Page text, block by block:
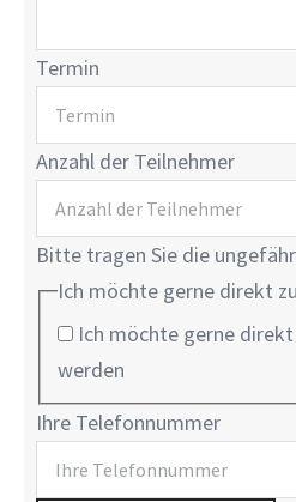
Termin
Anzahl der Teilnehmer
Bitte tragen Sie die
Ich möchte gerne direkt
Ich möchte gerne
werden
Ihre Telefonnummer